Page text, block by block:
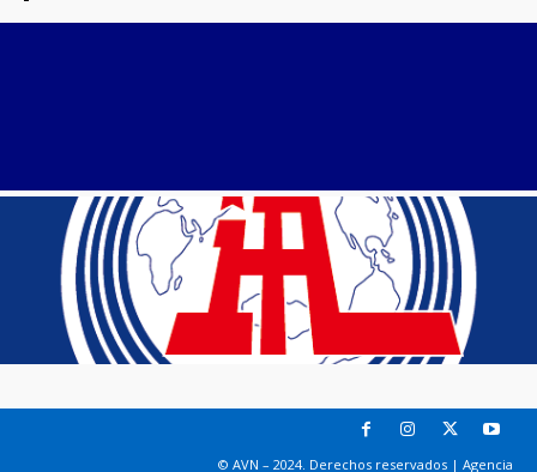
© AVN – 2024. Derechos reservados | Agencia